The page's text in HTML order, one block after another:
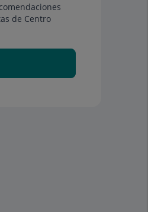
de Centro